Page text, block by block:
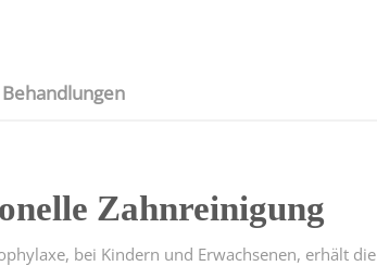
Zahnreinigung
bei Kindern und Erwachsenen, erhält die